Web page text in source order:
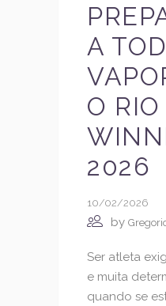
A
O
2026
10/02/2026
by
Ser atleta
e muita
quando se